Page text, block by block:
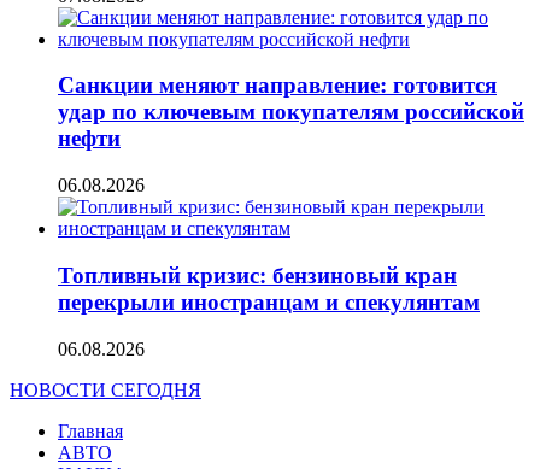
Санкции меняют направление: готовится
удар по ключевым покупателям российской
нефти
06.08.2026
Топливный кризис: бензиновый кран
перекрыли иностранцам и спекулянтам
06.08.2026
НОВОСТИ СЕГОДНЯ
Главная
АВТО